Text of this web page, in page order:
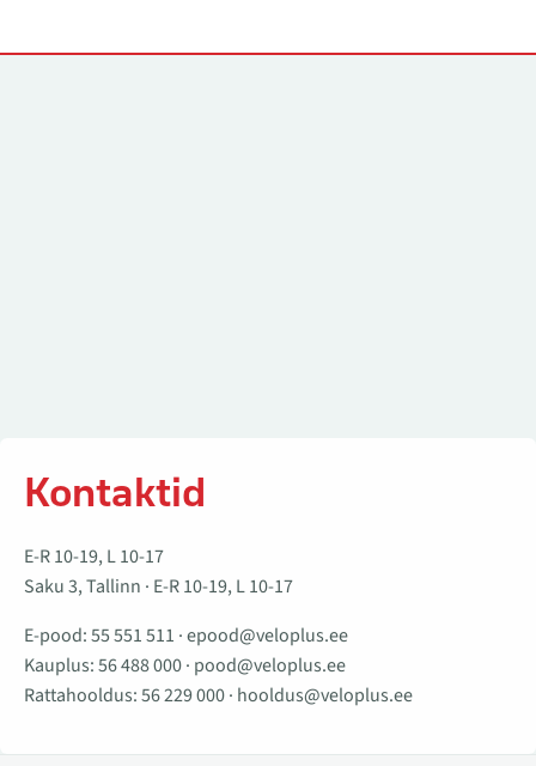
Kontaktid
E-R 10-19, L 10-17
Saku 3, Tallinn · E-R 10-19, L 10-17
E-pood:55 551 511 ·epood@veloplus.ee
Kauplus:56 488 000· pood@veloplus.ee
Rattahooldus:56 229 000· hooldus@veloplus.ee